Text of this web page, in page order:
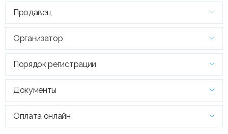
Продавец
Организатор
Порядок регистрации
Документы
Оплата онлайн